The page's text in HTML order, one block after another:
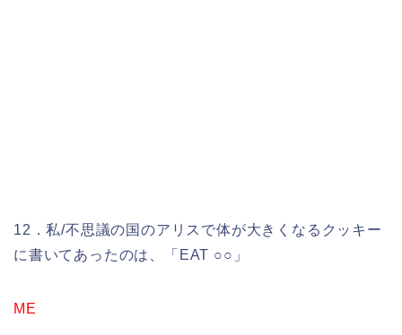
12．私/不思議の国のアリスで体が大きくなるクッキー
に書いてあったのは、「EAT ○○」
ME